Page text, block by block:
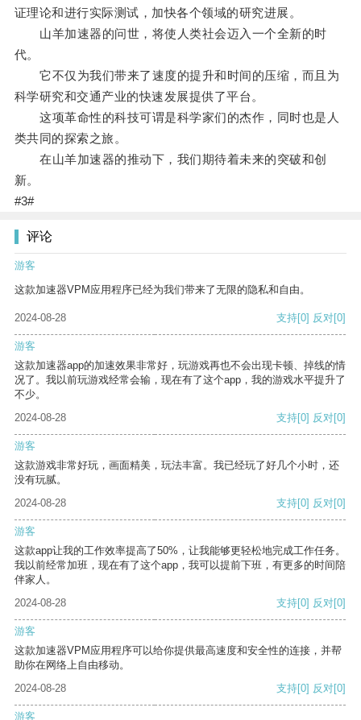
证理论和进行实际测试，加快各个领域的研究进展。
山羊加速器的问世，将使人类社会迈入一个全新的时
代。
它不仅为我们带来了速度的提升和时间的压缩，而且为
科学研究和交通产业的快速发展提供了平台。
这项革命性的科技可谓是科学家们的杰作，同时也是人
类共同的探索之旅。
在山羊加速器的推动下，我们期待着未来的突破和创
新。
#3#
评论
游客
这款加速器VPM应用程序已经为我们带来了无限的隐私和自由。
2024-08-28 支持[0] 反对[0]
游客
这款加速器app的加速效果非常好，玩游戏再也不会出现卡顿、掉线的情
况了。我以前玩游戏经常会输，现在有了这个app，我的游戏水平提升了
不少。
2024-08-28
支持[0] 反对[0]
游客
这款游戏非常好玩，画面精美，玩法丰富。我已经玩了好几个小时，还
没有玩腻。
2024-08-28
支持[0] 反对[0]
游客
这款app让我的工作效率提高了50%，让我能够更轻松地完成工作任务。
我以前经常加班，现在有了这个app，我可以提前下班，有更多的时间陪
伴家人。
2024-08-28
支持[0] 反对[0]
游客
这款加速器VPM应用程序可以给你提供最高速度和安全性的连接，并帮
助你在网络上自由移动。
2024-08-28
支持[0] 反对[0]
游客